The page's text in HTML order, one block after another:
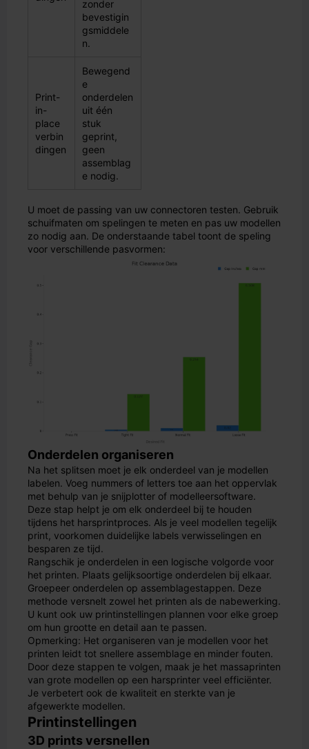
zonder
bevestigin
gsmiddele
n.
Print-
in-
place
verbin
dingen
Bewegend
e
onderdelen
uit één
stuk
geprint,
geen
assemblag
e nodig.
U moet de passing van uw connectoren testen. Gebruik
schuifmaten om spelingen te meten en pas uw modellen
zo nodig aan. De onderstaande tabel toont de speling
voor verschillende pasvormen:
Onderdelen organiseren
Na het splitsen moet je elk onderdeel van je modellen
labelen. Voeg nummers of letters toe aan het oppervlak
met behulp van je snijplotter of modelleersoftware.
Deze stap helpt je om elk onderdeel bij te houden
tijdens het harsprintproces. Als je veel modellen tegelijk
print, voorkomen duidelijke labels verwisselingen en
besparen ze tijd.
Rangschik je onderdelen in een logische volgorde voor
het printen. Plaats gelijksoortige onderdelen bij elkaar.
Groepeer onderdelen op assemblagestappen. Deze
methode versnelt zowel het printen als de nabewerking.
U kunt ook uw printinstellingen plannen voor elke groep
om hun grootte en detail aan te passen.
Opmerking: Het organiseren van je modellen voor het
printen leidt tot snellere assemblage en minder fouten.
Door deze stappen te volgen, maak je het massaprinten
van grote modellen op een harsprinter veel efficiënter.
Je verbetert ook de kwaliteit en sterkte van je
afgewerkte modellen.
Printinstellingen
3D prints versnellen